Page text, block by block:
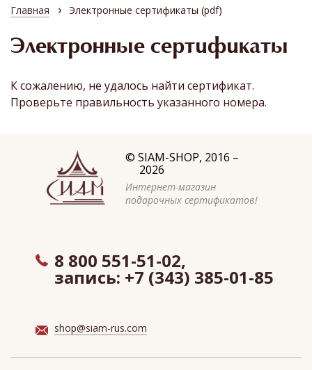
Главная › Электронные сертификаты (pdf)
Электронные сертификаты
К сожалению, не удалось найти сертификат.
Проверьте правильность указанного номера.
© SIAM-SHOP, 2016 –
2026
Интернет-магазин
подарочных сертификатов!
8 800 551-51-02,
запись: +7 (343) 385-01-85
shop@siam-rus.com